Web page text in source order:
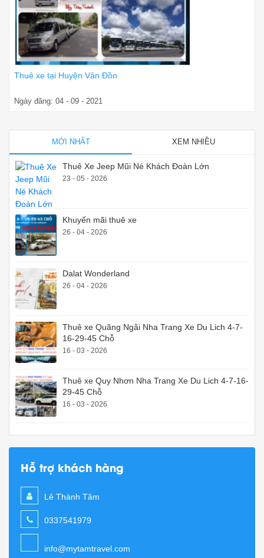
Thuê xe tại Huyện Vân Đồn
Ngày đăng: 04 - 09 - 2021
MỚI NHẤT XEM NHIỀU
Thuê Xe Jeep Mũi Né Khách Đoàn Lớn
23 - 05 - 2026
Khuyến mãi thuê xe
26 - 04 - 2026
Dalat Wonderland
26 - 04 - 2026
Thuê xe Quãng Ngãi Nha Trang Xe Du Lich 4-7-
16-29-45 Chỗ
16 - 03 - 2026
Thuê xe Quy Nhơn Nha Trang Xe Du Lich 4-7-16-
29-45 Chỗ
16 - 03 - 2026
Hỗ trợ khách hàng
Lê Thành Tâm
0337541979
info@mytamtravel.com